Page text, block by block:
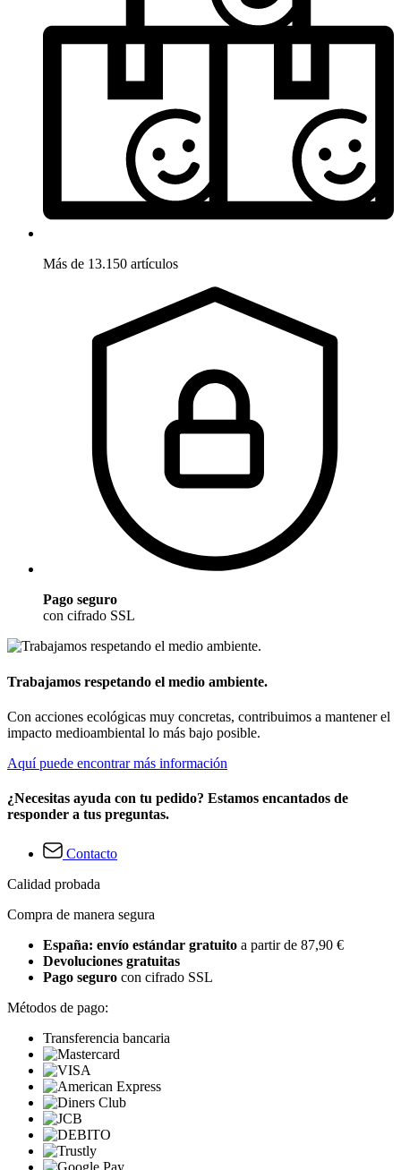
Más de 13.150 artículos
Pago seguro
con cifrado SSL
Trabajamos respetando el medio ambiente.
Con acciones ecológicas muy concretas, contribuimos a mantener el
impacto medioambiental lo más bajo posible.
Aquí puede encontrar más información
¿Necesitas ayuda con tu pedido? Estamos encantados de
responder a tus preguntas.
Contacto
Calidad probada
Compra de manera segura
España: envío estándar gratuito a partir de 87,90 €
Devoluciones gratuitas
Pago seguro con cifrado SSL
Métodos de pago:
Transferencia bancaria